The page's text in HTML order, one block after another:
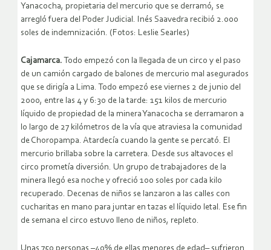
Yanacocha, propietaria del mercurio que se derramó, se
arregló fuera del Poder Judicial. Inés Saavedra recibió 2.000
soles de indemnización. (Fotos: Leslie Searles)
Cajamarca. Todo empezó con la llegada de un circo y el paso
de un camión cargado de balones de mercurio mal asegurados
que se dirigía a Lima. Todo empezó ese viernes 2 de junio del
2000, entre las 4 y 6:30 de la tarde: 151 kilos de mercurio
líquido de propiedad de la minera Yanacocha se derramaron a
lo largo de 27 kilómetros de la vía que atraviesa la comunidad
de Choropampa. Atardecía cuando la gente se percató. El
mercurio brillaba sobre la carretera. Desde sus altavoces el
circo prometía diversión. Un grupo de trabajadores de la
minera llegó esa noche y ofreció 100 soles por cada kilo
recuperado. Decenas de niños se lanzaron a las calles con
cucharitas en mano para juntar en tazas el líquido letal. Ese fin
de semana el circo estuvo lleno de niños, repleto.